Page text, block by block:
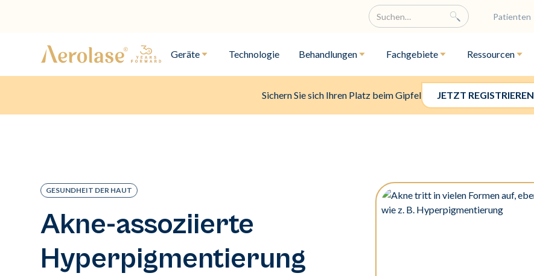
Patienten
Geräte Technologie Behandlungen Fachgebiete Ressourcen
Sichern Sie sich Ihren Platz beim Gipfel JETZT REGISTRIEREN
GESUNDHEIT DER HAUT
Akne-assoziierte
Hyperpigmentierung